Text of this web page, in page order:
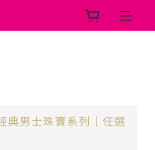
典男士珠寶系列｜任選